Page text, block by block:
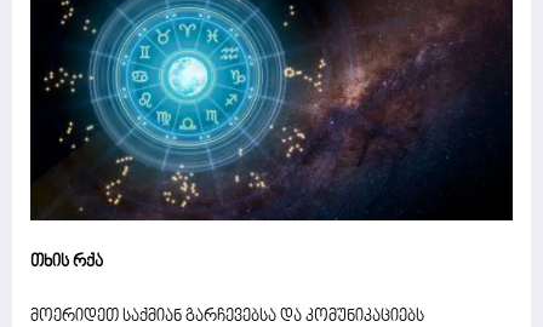
თხის რქა
მოერიდეთ საქმიან გარჩევებსა და კომუნიკაციებს